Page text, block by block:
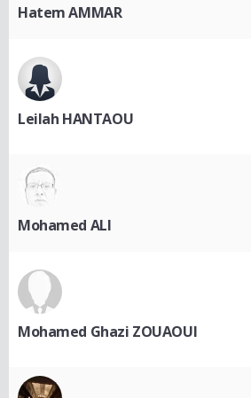
Hatem AMMAR
Leilah HANTAOU
Mohamed ALI
Mohamed Ghazi ZOUAOUI